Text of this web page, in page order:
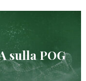
sulla POG